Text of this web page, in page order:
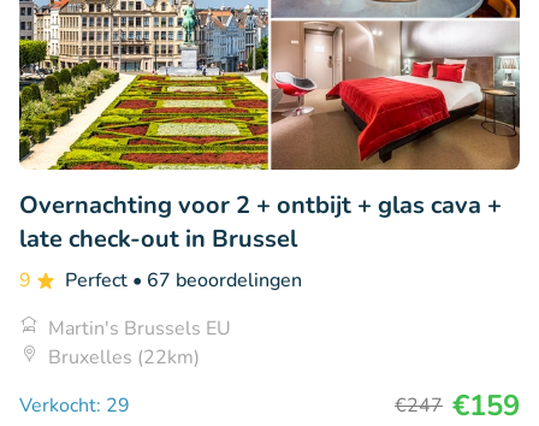
Overnachting voor 2 + ontbijt + glas cava +
late check-out in Brussel
9 Perfect • 67 beoordelingen
Martin's Brussels EU
Bruxelles (22km)
Verkocht: 29
€247 €159